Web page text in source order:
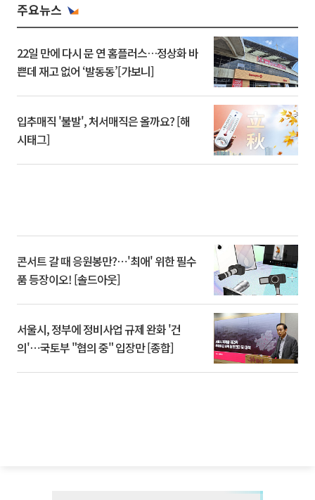
주요뉴스
22일 만에 다시 문 연 홈플러스…정상화 바
쁜데 재고 없어 ‘발동동’[가보니]
입추매직 '불발', 처서매직은 올까요? [해
시태그]
콘서트 갈 때 응원봉만?⋯'최애' 위한 필수
품 등장이오! [솔드아웃]
서울시, 정부에 정비사업 규제 완화 '건
의'⋯국토부 "협의 중" 입장만 [종합]